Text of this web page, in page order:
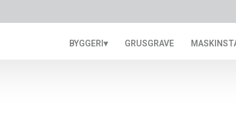
BYGGERI▾ GRUSGRAVE